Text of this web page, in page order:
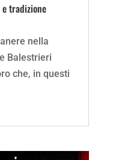
e tradizione
nella
Balestrieri
che, in questi